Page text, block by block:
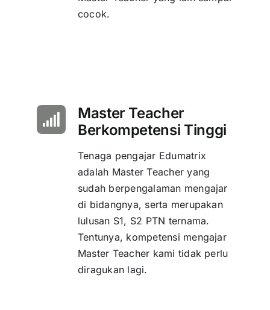
cocok.
Master Teacher
Berkompetensi Tinggi
Tenaga pengajar Edumatrix
adalah Master Teacher yang
sudah berpengalaman mengajar
di bidangnya, serta merupakan
lulusan S1, S2 PTN ternama.
Tentunya, kompetensi mengajar
Master Teacher kami tidak perlu
diragukan lagi.